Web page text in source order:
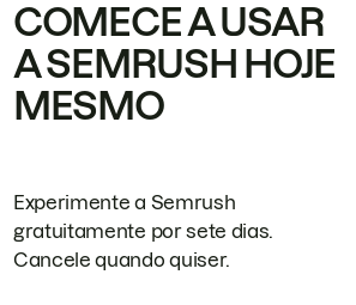
COMECE A USAR
A SEMRUSH HOJE
MESMO
Experimente a Semrush
gratuitamente por sete dias.
Cancele quando quiser.